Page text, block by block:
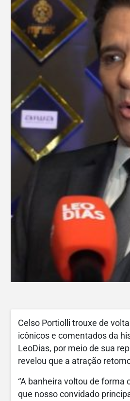
Celso Portiolli trouxe de
icônicos e comentados da
LeoDias, por meio de sua
revelou que a atração
“A banheira voltou de
que nosso convidado